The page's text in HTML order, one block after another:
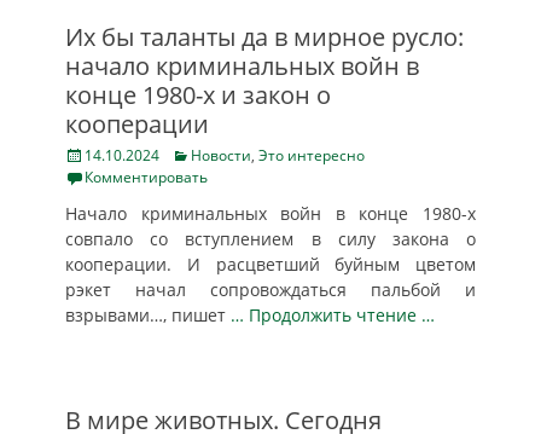
Их бы таланты да в мирное русло:
начало криминальных войн в
конце 1980-х и закон о
кооперации
Posted
on
14.10.2024 Categories
Новости, Это интересно
Комментировать
Начало криминальных войн в конце 1980-х
совпало со вступлением в силу закона о
кооперации. И расцветший буйным цветом
рэкет начал сопровождаться пальбой и
взрывами…, пишет … Продолжить чтение …
В мире животных. Сегодня